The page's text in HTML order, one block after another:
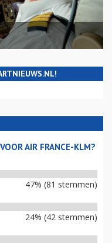
AIR FRANCE-KLM?
47% (81 stemmen)
24% (42 stemmen)